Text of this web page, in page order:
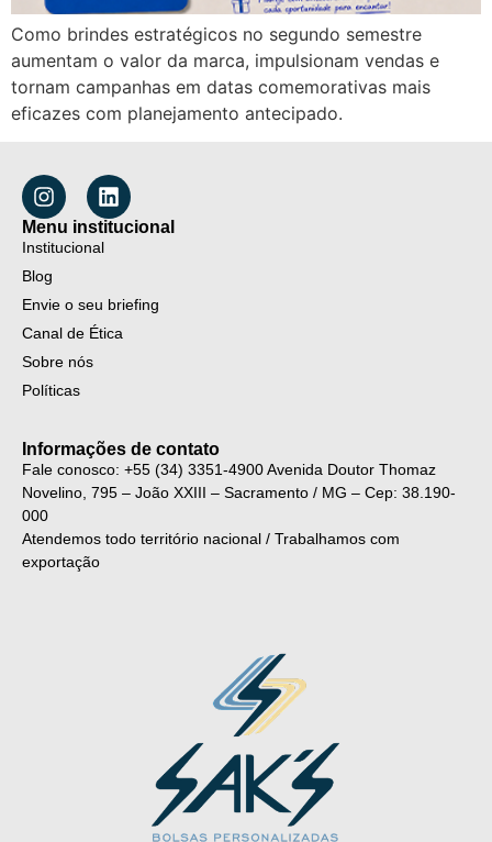
Como brindes estratégicos no segundo semestre
aumentam o valor da marca, impulsionam vendas e
tornam campanhas em datas comemorativas mais
eficazes com planejamento antecipado.
Menu institucional
Institucional
Blog
Envie o seu briefing
Canal de Ética
Sobre nós
Políticas
Informações de contato
Fale conosco: +55 (34) 3351-4900Avenida Doutor Thomaz
Novelino, 795 – João XXIII – Sacramento / MG – Cep: 38.190-
000
Atendemos todo território nacional / Trabalhamos com
exportação